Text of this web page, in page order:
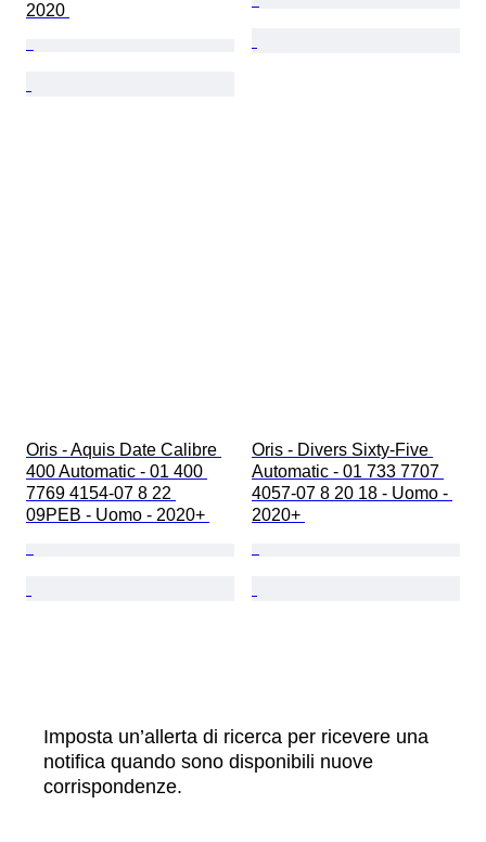
2020
Oris - Aquis Date Calibre
400 Automatic - 01 400
7769 4154-07 8 22
09PEB - Uomo - 2020+
Oris - Divers Sixty-Five
Automatic - 01 733 7707
4057-07 8 20 18 - Uomo -
2020+
Imposta un’allerta di ricerca per ricevere una
notifica quando sono disponibili nuove
corrispondenze.